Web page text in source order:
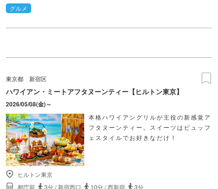
グルメ
東京都 新宿区
ハワイアン・ミートアフタヌーンティー【ヒルトン東京】
2026/05/08(金)～
本格ハワイアングリルが主役の新感覚ア
フタヌーンティー。スイーツはビュッフ
ェスタイルでお好きなだけ！
ヒルトン東京
都庁前
3分/新宿西口 10分/西新宿
3分